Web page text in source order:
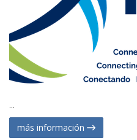
...
más información